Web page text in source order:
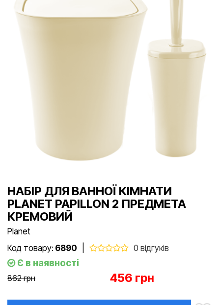
НАБІР ДЛЯ ВАННОЇ КІМНАТИ
PLANET PAPILLON 2 ПРЕДМЕТА
КРЕМОВИЙ
Planet
Код товару: 6890 0 відгуків
Є в наявності
862 грн 456 грн